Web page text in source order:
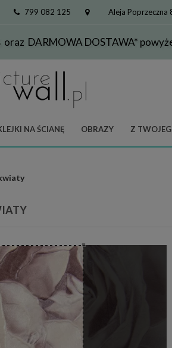
799 082 125 Aleja Poprzeczna
DARMOWA DOSTAWA*
NA ŚCIANĘ OBRAZY Z